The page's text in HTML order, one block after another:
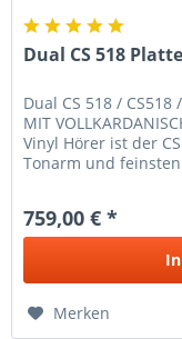
Dual CS 518
Dual CS 518 /
MIT
Vinyl Hörer ist der
Tonarm und
759,00 € *
Merken